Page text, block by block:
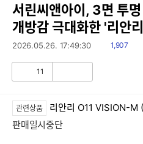
레
이
어
창
토
서린씨앤아이, 3면 투
개방감 극대화한 '리안
2026.05.26. 17:49:30
읽
1,907
11
관련상품
리안리 O11 VISION-M
판매일시중단